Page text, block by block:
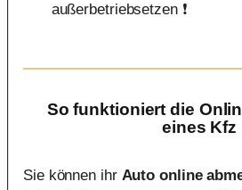
außerbetriebsetzen ❗
So funktioniert die
eines Kfz
Sie können ihr Auto online